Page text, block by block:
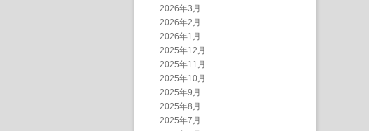
2026年3月
2026年2月
2026年1月
2025年12月
2025年11月
2025年10月
2025年9月
2025年8月
2025年7月